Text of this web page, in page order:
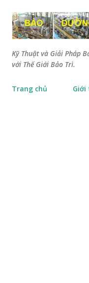
Kỹ Thuật và Giải Pháp
với Thế Giới Bảo Trì.
Trang chủ Giới